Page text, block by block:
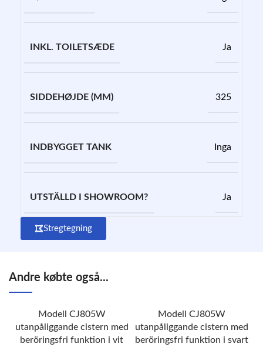
INKL. TOILETSÆDE Ja
SIDDEHØJDE (MM) 325
INDBYGGET TANK Inga
UTSTÄLLD I SHOWROOM? Ja
Stregtegning
Andre købte også...
Modell CJ805W
utanpåliggande cistern med
beröringsfri funktion i vit
Modell CJ805W
utanpåliggande cistern med
beröringsfri funktion i svart